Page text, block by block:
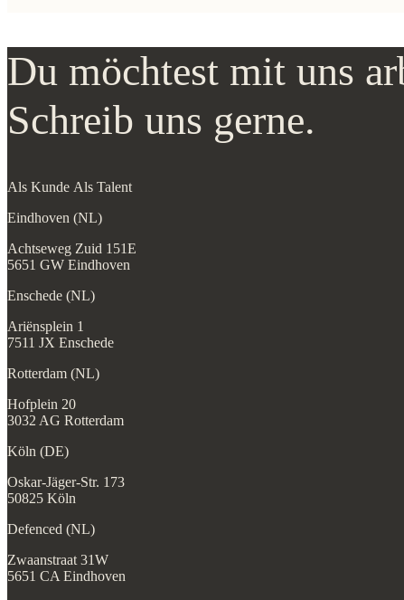
Du möchtest mit uns
Schreib uns gerne.
Als Kunde Als Talent
Eindhoven (NL)
Achtseweg Zuid 151E
5651 GW Eindhoven
Enschede (NL)
Ariënsplein 1
7511 JX Enschede
Rotterdam (NL)
Hofplein 20
3032 AG Rotterdam
Köln (DE)
Oskar-Jäger-Str. 173
50825 Köln
Defenced (NL)
Zwaanstraat 31W
5651 CA Eindhoven